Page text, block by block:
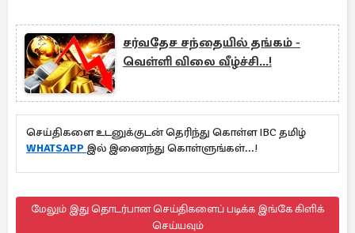
சர்வதேச சந்தையில் தங்கம் -
வெள்ளி விலை வீழ்ச்சி...!
செய்திகளை உடனுக்குடன் தெரிந்து கொள்ள IBC தமிழ்
WHATSAPP இல் இணைந்து கொள்ளுங்கள்...!
மேலும் இது தொடர்பான செய்திகளைப் படிக்க இங்கே கிளிக்
செய்யவும்